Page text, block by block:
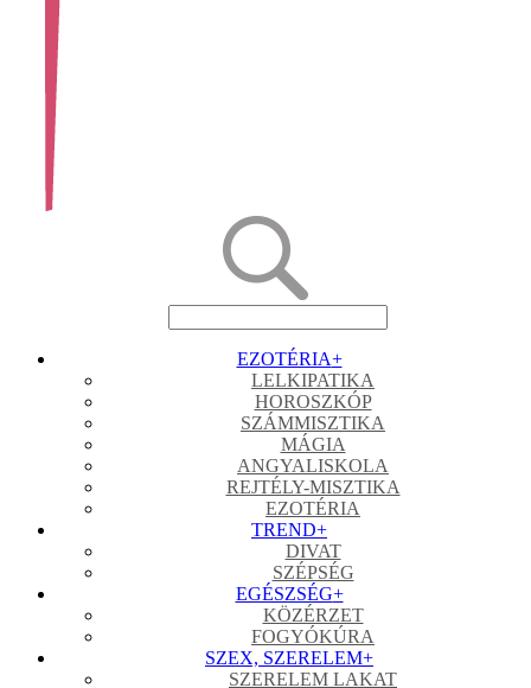
EZOTÉRIA+
LELKIPATIKA
HOROSZKÓP
SZÁMMISZTIKA
MÁGIA
ANGYALISKOLA
REJTÉLY-MISZTIKA
EZOTÉRIA
TREND+
DIVAT
SZÉPSÉG
EGÉSZSÉG+
KÖZÉRZET
FOGYÓKÚRA
SZEX, SZERELEM+
SZERELEM LAKAT